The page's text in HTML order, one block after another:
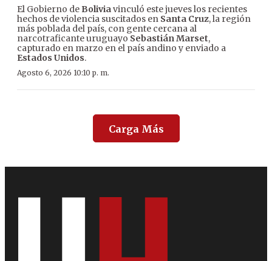
El Gobierno de Boliviavinculó este jueves los recientes
hechos de violencia suscitados en Santa Cruz, la región
más poblada del país, con gente cercana al
narcotraficante uruguayo Sebastián Marset,
capturado en marzo en el país andino y enviado a
Estados Unidos.
Agosto 6, 2026 10:10 p. m.
Carga Más